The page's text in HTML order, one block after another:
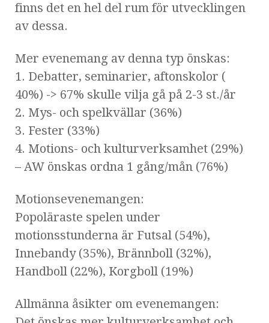
finns det en hel del rum för utvecklingen
av dessa.
Mer evenemang av denna typ önskas:
1. Debatter, seminarier, aftonskolor (
40%) -> 67% skulle vilja gå på 2-3 st./år
2. Mys- och spelkvällar (36%)
3. Fester (33%)
4. Motions- och kulturverksamhet (29%)
– AW önskas ordna 1 gång/mån (76%)
Motionsevenemangen:
Popoläraste spelen under
motionsstunderna är Futsal (54%),
Innebandy (35%), Brännboll (32%),
Handboll (22%), Korgboll (19%)
Allmänna åsikter om evenemangen: